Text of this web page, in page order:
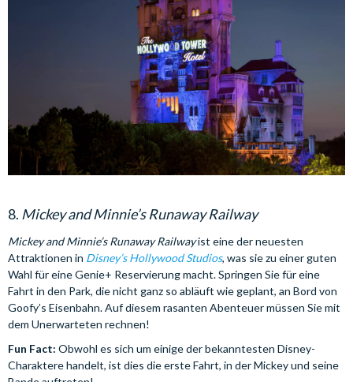
8. Mickey and Minnie’s Runaway Railway
Mickey and Minnie’s Runaway Railwayist eine der neuesten
Attraktionen in Disney’s Hollywood Studios, was sie zu einer guten
Wahl für eine Genie+ Reservierung macht. Springen Sie für eine
Fahrt in den Park, die nicht ganz so abläuft wie geplant, an Bord von
Goofy’s Eisenbahn. Auf diesem rasanten Abenteuer müssen Sie mit
dem Unerwarteten rechnen!
Fun Fact: Obwohl es sich um einige der bekanntesten Disney-
Charaktere handelt, ist dies die erste Fahrt, in der Mickey und seine